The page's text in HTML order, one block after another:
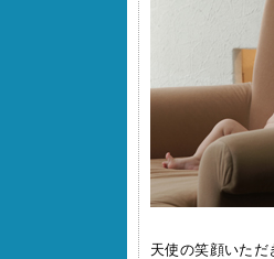
天使の笑顔いただ